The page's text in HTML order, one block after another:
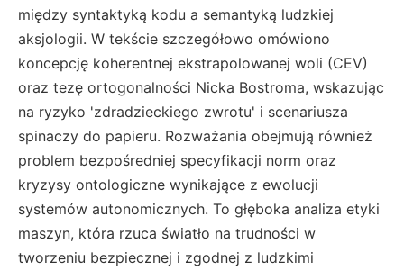
między syntaktyką kodu a semantyką ludzkiej
aksjologii. W tekście szczegółowo omówiono
koncepcję koherentnej ekstrapolowanej woli (CEV)
oraz tezę ortogonalności Nicka Bostroma, wskazując
na ryzyko 'zdradzieckiego zwrotu' i scenariusza
spinaczy do papieru. Rozważania obejmują również
problem bezpośredniej specyfikacji norm oraz
kryzysy ontologiczne wynikające z ewolucji
systemów autonomicznych. To głęboka analiza etyki
maszyn, która rzuca światło na trudności w
tworzeniu bezpiecznej i zgodnej z ludzkimi